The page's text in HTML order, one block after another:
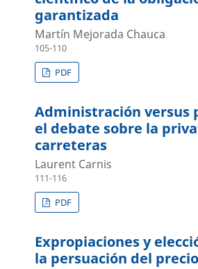
garantizada
Martín Mejorada Chauca
105-110
PDF
Administración versus
el debate sobre la
carreteras
Laurent Carnis
111-116
PDF
Expropiaciones y
la persuación del precio